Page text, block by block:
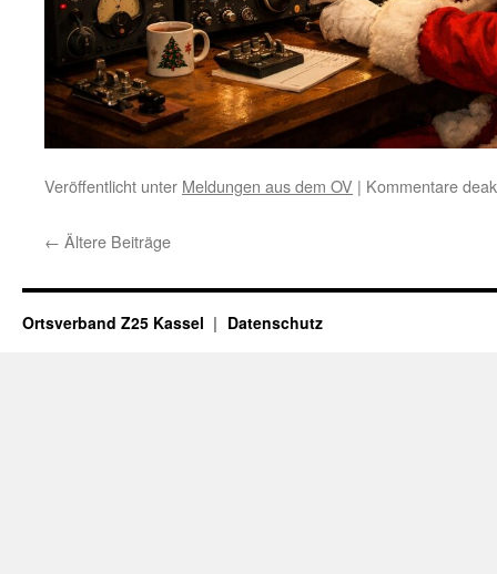
Veröffentlicht unter Meldungen aus dem OV | Kommentare
← Ältere Beiträge
Ortsverband Z25 Kassel Datenschutz